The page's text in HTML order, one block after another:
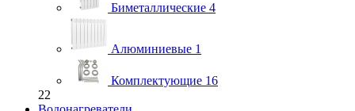
Биметаллические 4
Алюминиевые 1
Комплектующие 16
22